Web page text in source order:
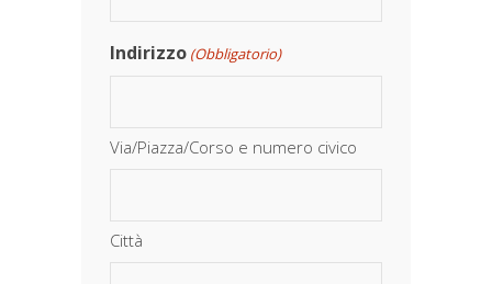
Indirizzo (Obbligatorio)
Via/Piazza/Corso e numero civico
Città